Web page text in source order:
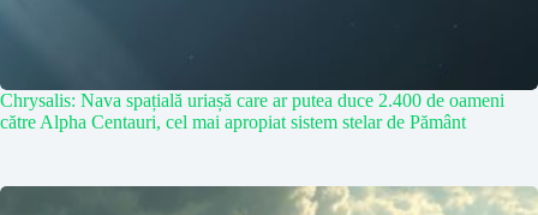
Chrysalis: Nava spațială uriașă care ar putea duce 2.400 de oameni
către Alpha Centauri, cel mai apropiat sistem stelar de Pământ